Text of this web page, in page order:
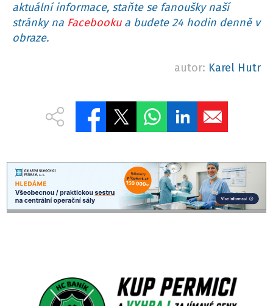
aktuální informace, staňte se fanoušky naší
stránky na Facebookua budete 24 hodin denně v
obraze.
autor: Karel Hutr